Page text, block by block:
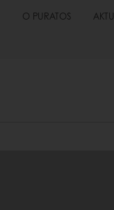
O PURATOS